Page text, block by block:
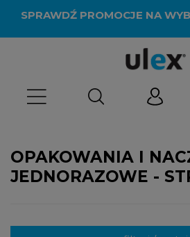
SPRAWDŹ PROMOCJE NA
OPAKOWANIA I
JEDNORAZOWE -